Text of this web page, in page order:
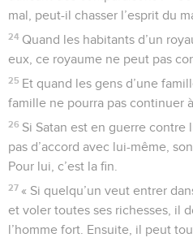
mal, peut-il chasser l’esprit du
24 Quand les habitants d’un
eux, ce royaume ne peut pas
25 Et quand les gens d’une
famille ne pourra pas continuer
26 Si Satan est en guerre contre
pas d’accord avec lui-même,
Pour lui, c’est la fin.
27 « Si quelqu’un veut entrer
et voler toutes ses richesses, il
l’homme fort. Ensuite, il peut